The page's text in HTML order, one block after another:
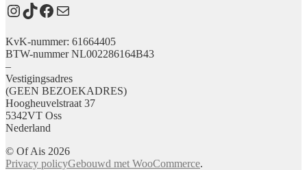
Instagram
TikTok
Facebook
E-mail
KvK-nummer: 61664405
BTW-nummer NL002286164B43
–
Vestigingsadres
(GEEN BEZOEKADRES)
Hoogheuvelstraat 37
5342VT Oss
Nederland
© Of Ais 2026
Privacy policyGebouwd met WooCommerce.